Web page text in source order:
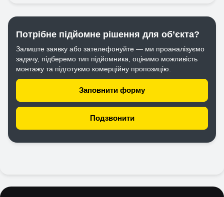
Потрібне підйомне рішення для об’єкта?
Залиште заявку або зателефонуйте — ми проаналізуємо
задачу, підберемо тип підйомника, оцінимо можливість
монтажу та підготуємо комерційну пропозицію.
Заповнити форму
Подзвонити